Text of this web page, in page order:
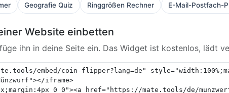
Geografie Quiz Ringgrößen Rechner E-Mail-Postfach-
Website einbetten
ihn in deine Seite ein. Das Widget ist kostenlos, lädt